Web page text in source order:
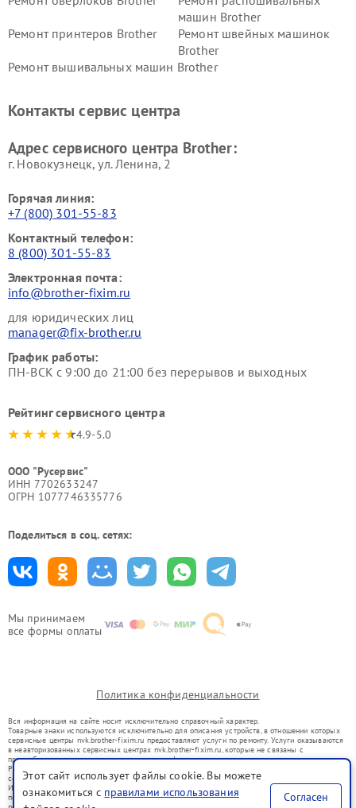
Мы принимаем
все формы оплаты
машин Brother
Ремонт принтеров Brother
Ремонт швейных машинок
Brother
Ремонт вышивальных машин Brother
Контакты сервис центра
Адрес сервисного центра Brother:
г. Новокузнецк, ул. Ленина, 2
Горячая линия:
+7 (800) 301-55-83
Контактный телефон:
8 (800) 301-55-83
Электронная почта:
info@brother-fixim.ru
для юридических лиц
manager@fix-brother.ru
График работы:
ПН-ВСК с 9:00 до 21:00 без перерывов и выходных
Рейтинг сервисного центра
4.9-5.0
ООО "Русервис"
ИНН 7702633247
ОГРН 1077746335776
Поделиться в соц. сетях:
Политика конфиденциальности
Вся информация на сайте носит исключительно справочный характер.
Товарные знаки используются исключительно для описания устройств, в отношении которых
сервисные центры nvk.brother-fixim.ru предоставляют услуги по ремонту. Услуги оказываются
в неавторизованных сервисных центрах nvk.brother-fixim.ru, которые не связаны с
правообладателями товарных знаков или их официальными представителями.
Ремонт осуществляется для устройств, уже введенных в гражданский оборот в соответствии
со статьей 1487 ГК РФ.
Использование товарных знаков не преследует цели индивидуализации услуг или введения
потребителей в заблуждение, а служит для информирования о предоставляемых услугах по
Этот сайт использует файлы cookie. Вы можете
ознакомиться с правилами использования
Согласен